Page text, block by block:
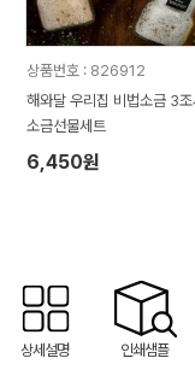
상품번호 : 826912
해와달 우리집 비법소금 3조
소금선물세트
6,450원
상세설명 인쇄샘플